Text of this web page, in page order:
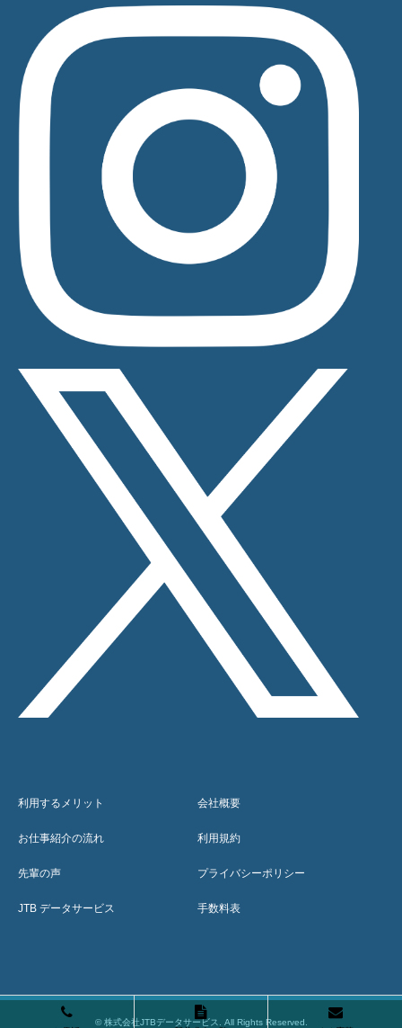
利用するメリット
お仕事紹介の流れ
先輩の声
JTB データサービス
会社概要
利用規約
プライバシーポリシー
手数料表
© 株式会社JTBデータサービス . All Rights Reserved.